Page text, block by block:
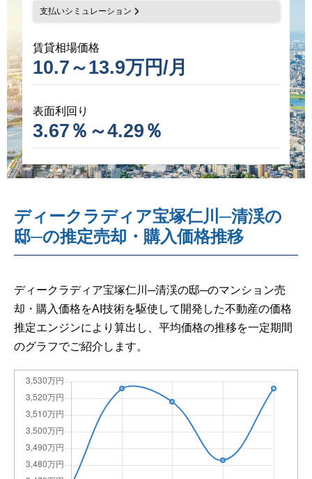
支払いシミュレーション
賃貸相場価格
10.7～13.9万円/月
表面利回り
3.67％～4.29％
ディークラディア宝塚仁川─清渓の
邸─の推定売却・購入価格推移
ディークラディア宝塚仁川─清渓の邸─のマンション売
却・購入価格をAI技術を駆使して開発した不動産の価格
推定エンジンにより算出し、平均価格の推移を一定期間
のグラフでご紹介します。